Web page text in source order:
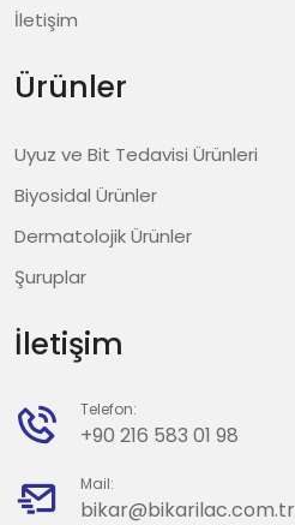
İletişim
Ürünler
Uyuz ve Bit Tedavisi Ürünleri
Biyosidal Ürünler
Dermatolojik Ürünler
Şuruplar
İletişim
Telefon:
+90 216 583 01 98
Mail:
bikar@bikarilac.com.tr